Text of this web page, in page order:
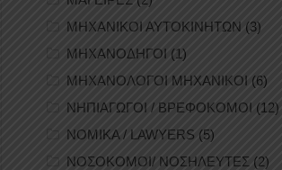
ΜΗΧΑΝΙΚΟΙ ΑΥΤΟΚΙΝΗΤΩΝ (3)
ΜΗΧΑΝΟΔΗΓΟΙ (1)
ΜΗΧΑΝΟΛΟΓΟΙ ΜΗΧΑΝΙΚΟΙ (6)
ΝΗΠΙΑΓΩΓΟΙ / ΒΡΕΦΟΚΟΜΟΙ (12)
ΝΟΜΙΚΑ / LAWYERS (5)
ΝΟΣΟΚΟΜΟΙ/ ΝΟΣΗΛΕΥΤΕΣ (2)